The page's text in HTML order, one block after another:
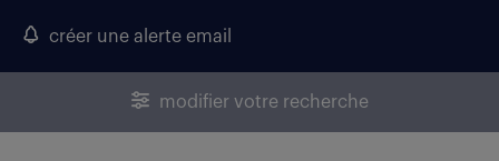
créer une alerte email
modifier votre recherche